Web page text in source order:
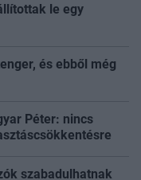
le egy
és ebből még
Péter: nincs
szabadulhatnak